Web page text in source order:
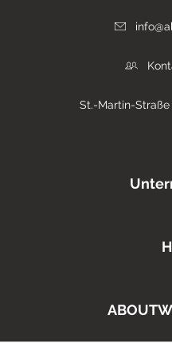
St.-Martin-Straße